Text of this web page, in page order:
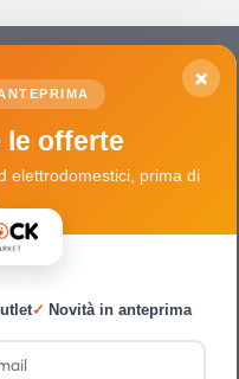
×
le offerte
elettrodomestici, prima di
✓ Novità in anteprima